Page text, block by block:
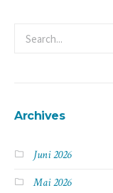
Archives
Juni 2026
Mai 2026